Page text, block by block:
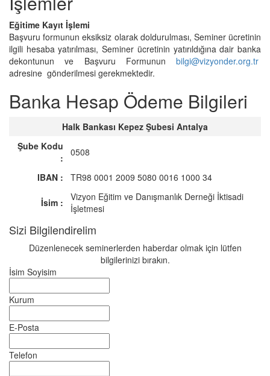
Eğitime Kayıt İşlemi
Başvuru formunun eksiksiz olarak doldurulması, Seminer ücretinin
ilgili hesaba yatırılması, Seminer ücretinin yatırıldığına dair banka
dekontunun ve Başvuru Formunun bilgi@vizyonder.org.tr
adresine gönderilmesi gerekmektedir.
Banka Hesap Ödeme Bilgileri
Halk Bankası Kepez Şubesi Antalya
Şube Kodu
:
0508
IBAN : TR98 0001 2009 5080 0016 1000 34
İsim :
Vizyon Eğitim ve Danışmanlık Derneği İktisadi
İşletmesi
Sizi Bilgilendirelim
Düzenlenecek seminerlerden haberdar olmak için lütfen
bilgilerinizi bırakın.
İsim Soyisim
Kurum
E-Posta
Telefon